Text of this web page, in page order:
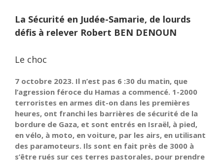
La Sécurité en Judée-Samarie, de lourds
défis à relever Robert BEN DENOUN
Le choc
7 octobre 2023. Il n’est pas 6 :30 du matin, que
l’agression féroce du Hamas a commencé. 1-2000
terroristes en armes dit-on dans les premières
heures, ont franchi les barrières de sécurité de la
bordure de Gaza, et sont entrés en Israël, à pied,
en vélo, à moto, en voiture, par les airs, en utilisant
des paramoteurs. Ils sont en fait près de 3000 à
s’être rués sur ces terres pastorales, pour prendre